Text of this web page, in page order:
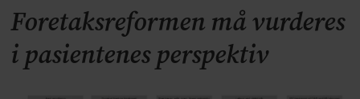
Foretaksreformen må vurderes
i pasientenes perspektiv